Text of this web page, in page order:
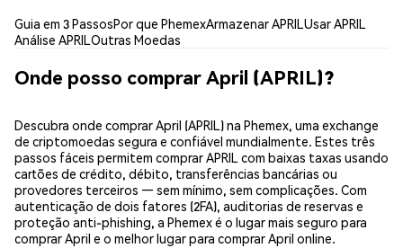
Guia em 3 PassosPor que PhemexArmazenar APRILUsar APRIL
Análise APRILOutras Moedas
Onde posso comprar April (APRIL)?
Descubra onde comprar April (APRIL) na Phemex, uma exchange
de criptomoedas segura e confiável mundialmente. Estes três
passos fáceis permitem comprar APRIL com baixas taxas usando
cartões de crédito, débito, transferências bancárias ou
provedores terceiros — sem mínimo, sem complicações. Com
autenticação de dois fatores (2FA), auditorias de reservas e
proteção anti-phishing, a Phemex é o lugar mais seguro para
comprar April e o melhor lugar para comprar April online.